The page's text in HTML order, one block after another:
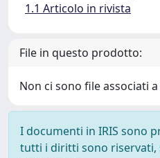
1.1 Articolo in rivista
File in questo prodotto:
Non ci sono file associati
I documenti in IRIS sono
tutti i diritti sono riservati,